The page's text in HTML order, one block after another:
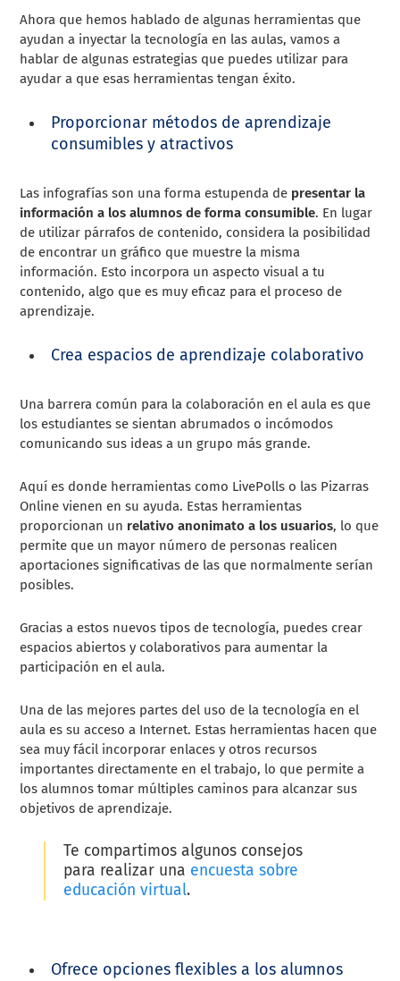
Ahora que hemos hablado de algunas herramientas que
ayudan a inyectar la tecnología en las aulas, vamos a
hablar de algunas estrategias que puedes utilizar para
ayudar a que esas herramientas tengan éxito.
Proporcionar métodos de aprendizaje
consumibles y atractivos
Las infografías son una forma estupenda de presentar la
información a los alumnos de forma consumible. En lugar
de utilizar párrafos de contenido, considera la posibilidad
de encontrar un gráfico que muestre la misma
información. Esto incorpora un aspecto visual a tu
contenido, algo que es muy eficaz para el proceso de
aprendizaje.
Crea espacios de aprendizaje colaborativo
Una barrera común para la colaboración en el aula es que
los estudiantes se sientan abrumados o incómodos
comunicando sus ideas a un grupo más grande.
Aquí es donde herramientas como LivePolls o las Pizarras
Online vienen en su ayuda. Estas herramientas
proporcionan un relativo anonimato a los usuarios, lo que
permite que un mayor número de personas realicen
aportaciones significativas de las que normalmente serían
posibles.
Gracias a estos nuevos tipos de tecnología, puedes crear
espacios abiertos y colaborativos para aumentar la
participación en el aula.
Una de las mejores partes del uso de la tecnología en el
aula es su acceso a Internet. Estas herramientas hacen que
sea muy fácil incorporar enlaces y otros recursos
importantes directamente en el trabajo, lo que permite a
los alumnos tomar múltiples caminos para alcanzar sus
objetivos de aprendizaje.
Te compartimos algunos consejos
para realizar una encuesta sobre
educación virtual.
Ofrece opciones flexibles a los alumnos